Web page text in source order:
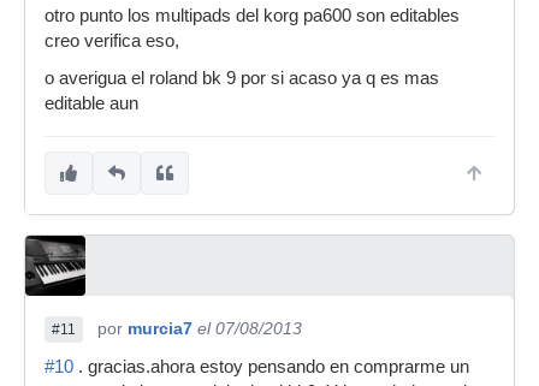
otro punto los multipads del korg pa600 son editables
creo verifica eso,
o averigua el roland bk 9 por si acaso ya q es mas
editable aun
#11 por murcia7 el 07/08/2013
#10 . gracias.ahora estoy pensando en comprarme un